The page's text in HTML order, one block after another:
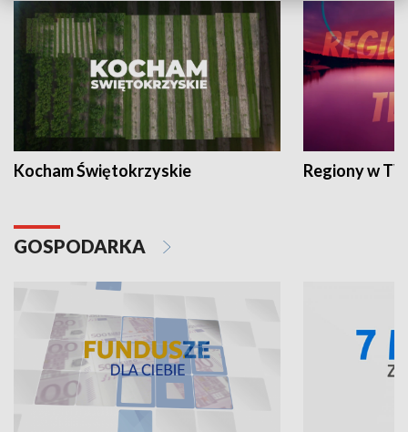
Kocham Świętokrzyskie Regiony w
GOSPODARKA